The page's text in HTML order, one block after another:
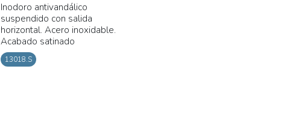
Inodoro antivandálico
suspendido con salida
horizontal. Acero inoxidable.
Acabado satinado
13018.S